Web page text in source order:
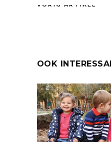
VORIG ARTIKEL
OOK